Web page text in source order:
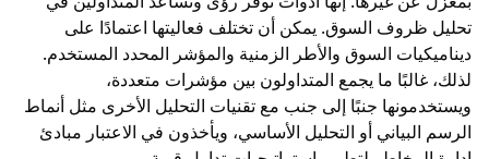
تحليل ظروف السوق. يمكن أن تختلف فعاليتها اعتمادًا على
ديناميكيات السوق والأطر الزمنية والمؤشر المحدد المستخدم.
لذلك، غالبًا ما يجمع المتداولون بين مؤشرات متعددة،
ويستخدمونها جنبًا إلى جنب مع تقنيات التحليل الأخرى مثل أنماط
الرسم البياني أو التحليل الأساسي، ويأخذون في الاعتبار مبادئ